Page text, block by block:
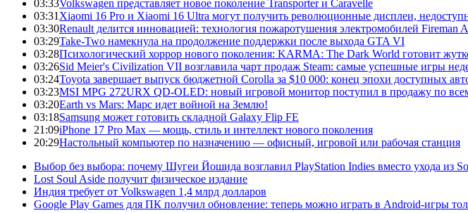
03:33Volkswagen представляет новое поколение Transporter и Caravelle
03:31 Xiaomi 16 Pro и Xiaomi 16 Ultra могут получить революционные дисплеи,
03:30Renault делится инновацией: технология пожаротушения электромобилей Fireman
03:29Take-Two намекнула на продолжение поддержки после выхода GTA VI
03:28Психологический хоррор нового поколения: KARMA: The Dark World готовит
03:26Sid Meier's Civilization VII возглавила чарт продаж Steam: самые успешные игры
03:24Toyota завершает выпуск бюджетной Corolla за $10 000: конец эпохи доступных
03:23MSI MPG 272URX QD-OLED: новый игровой монитор поступил в продажу по
03:20Earth vs Mars: Марс идет войной на Землю!
03:18Samsung может готовить складной Galaxy Flip FE
21:09iPhone 17 Pro Max — мощь, стиль и интеллект нового поколения
20:29Настольный компьютер по назначению — офисный, игровой или рабочая станция
Выбор без выбора: почему Шугеи Йошида возглавил PlayStation Indies вместо ухода из
Lost Soul Aside получит физическое издание
Индия требует от Volkswagen 1,4 млрд долларов
Google Play Games для ПК получил обновление: теперь можно играть в Android-игры